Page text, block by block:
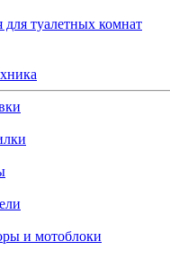
туалетных комнат
и мотоблоки